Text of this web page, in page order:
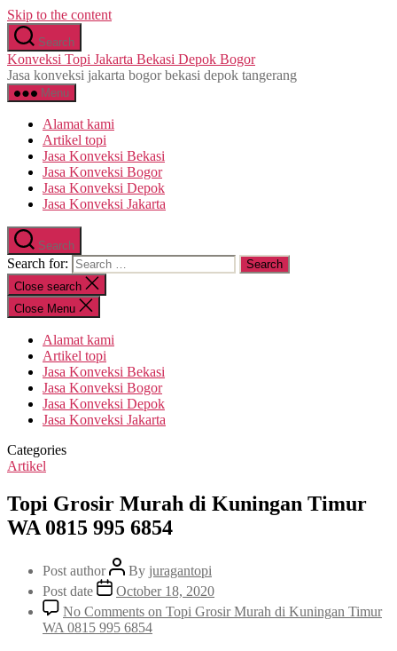
Skip to the content
Search
Konveksi Topi Jakarta Bekasi Depok Bogor
Jasa konveksi jakarta bogor bekasi depok tangerang
Menu
Alamat kami
Artikel topi
Jasa Konveksi Bekasi
Jasa Konveksi Bogor
Jasa Konveksi Depok
Jasa Konveksi Jakarta
Search
Search for:
Close search
Close Menu
Alamat kami
Artikel topi
Jasa Konveksi Bekasi
Jasa Konveksi Bogor
Jasa Konveksi Depok
Jasa Konveksi Jakarta
Categories
Artikel
Topi Grosir Murah di Kuningan Timur
WA 0815 995 6854
Post author By juragantopi
Post date
October 18, 2020
No Comments on Topi Grosir Murah di Kuningan Timur
WA 0815 995 6854